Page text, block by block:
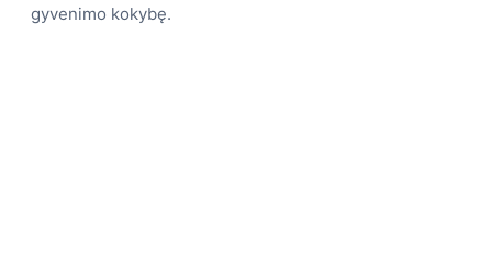
gyvenimo kokybę.